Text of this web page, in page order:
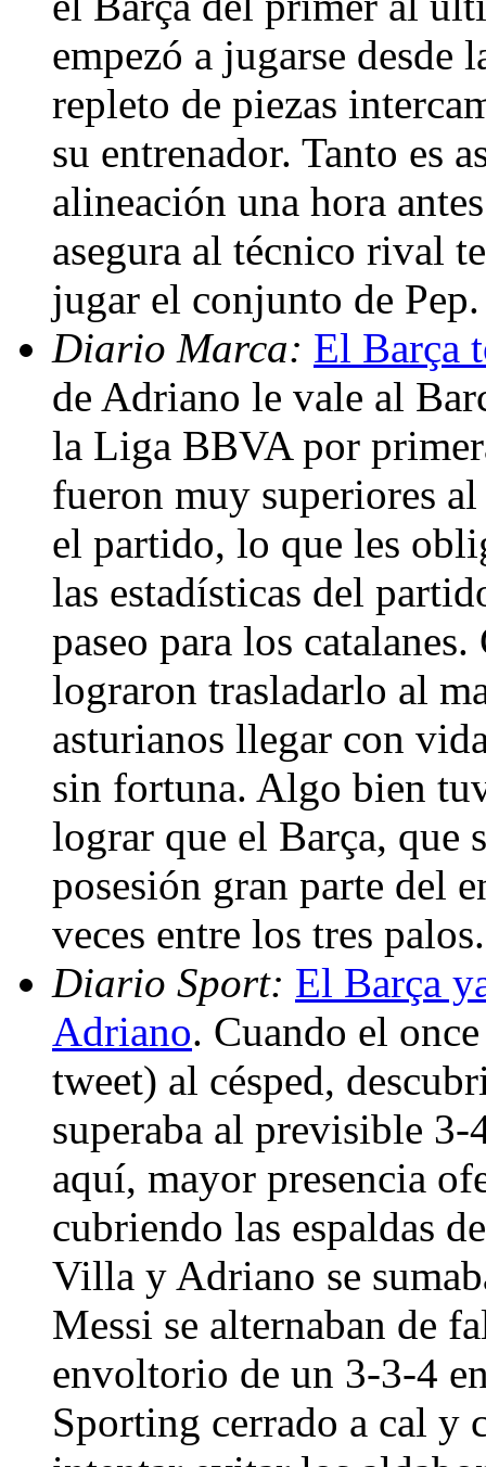
empezó a jugarse desde
repleto de piezas
su entrenador. Tanto es
alineación una hora
asegura al técnico rival
jugar el conjunto de
Diario Marca: El Barça
de Adriano le vale al
la Liga BBVA por
fueron muy superiores
el partido, lo que les
las estadísticas del
paseo para los
lograron trasladarlo al
asturianos llegar con
sin fortuna. Algo bien
lograr que el Barça, que
posesión gran parte del
veces entre los tres
Diario Sport: El Barça
Adriano. Cuando el
tweet) al césped,
superaba al previsible 3-
aquí, mayor presencia
cubriendo las espaldas
Villa y Adriano se
Messi se alternaban de
envoltorio de un 3-3-4
Sporting cerrado a cal y